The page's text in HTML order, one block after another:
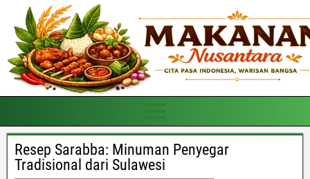
Resep Sarabba: Minuman Penyegar
Tradisional dari Sulawesi